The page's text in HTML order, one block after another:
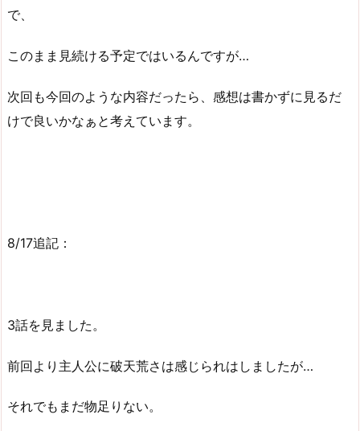
で、
このまま見続ける予定ではいるんですが…
次回も今回のような内容だったら、感想は書かずに見るだ
けで良いかなぁと考えています。
8/17追記：
3話を見ました。
前回より主人公に破天荒さは感じられはしましたが…
それでもまだ物足りない。